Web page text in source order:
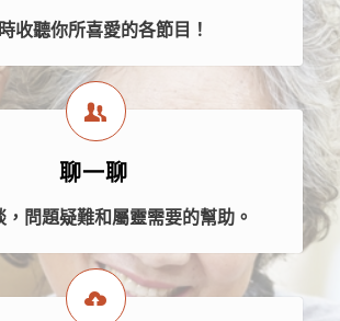
收聽你所喜愛的各節目！
聊一聊
問題疑難和屬靈需要的幫助。